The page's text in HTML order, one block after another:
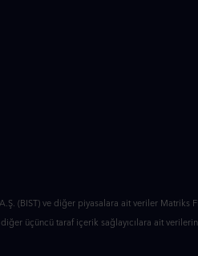
(BIST) ve diğer piyasalara ait veriler Matriks
üçüncü taraf içerik sağlayıcılara ait